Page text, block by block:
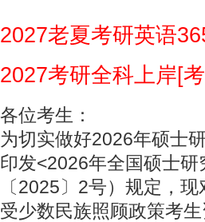
2027老夏考研英语
2027考研全科上岸[
各位考生：
为切实做好2026年硕士
印发<2026年全国硕士
〔2025〕2号）规定，
受少数民族照顾政策考